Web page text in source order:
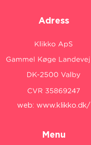
Adress
web: www.klikko.dk/
Menu